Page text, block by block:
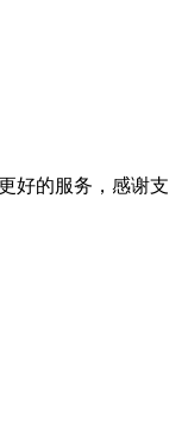
好的服务，感谢支